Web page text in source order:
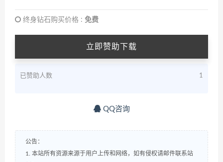
终身钻石购买价格 : 免费
立即赞助下载
已赞助人数 1
QQ咨询
公告：
1. 本站所有资源来源于用户上传和网络，如有侵权请邮件联系站